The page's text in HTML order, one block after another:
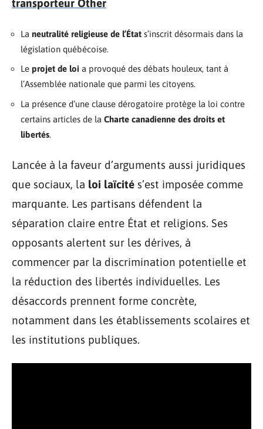
transporteur Other
La neutralité religieuse de l’État s’inscrit désormais dans la
législation québécoise.
Le projet de loi a provoqué des débats houleux, tant à
l’Assemblée nationale que parmi les citoyens.
La présence d’une clause dérogatoire protège la loi contre
certains articles de la Charte canadienne des droits et
libertés.
Lancée à la faveur d’arguments aussi juridiques
que sociaux, la loi laïcité s’est imposée comme
marquante. Les partisans défendent la
séparation claire entre État et religions. Ses
opposants alertent sur les dérives, à
commencer par la discrimination potentielle et
la réduction des libertés individuelles. Les
désaccords prennent forme concrète,
notamment dans les établissements scolaires et
les institutions publiques.